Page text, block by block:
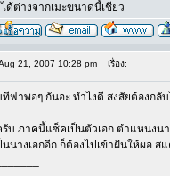
ด้ต่างจากเมะขนาดนี้เชียว
21, 2007 10:28 pm เรื่อง:
ฟาพอๆ กันอะ ทำไงดี สงสัยต้องกลั
บ ภาคนี้แซ็คเป็นตัวเอก ตำแหน่งนา
นางเอกอีก ก็ต้องไปเข้าฝันให้ผอ.ส